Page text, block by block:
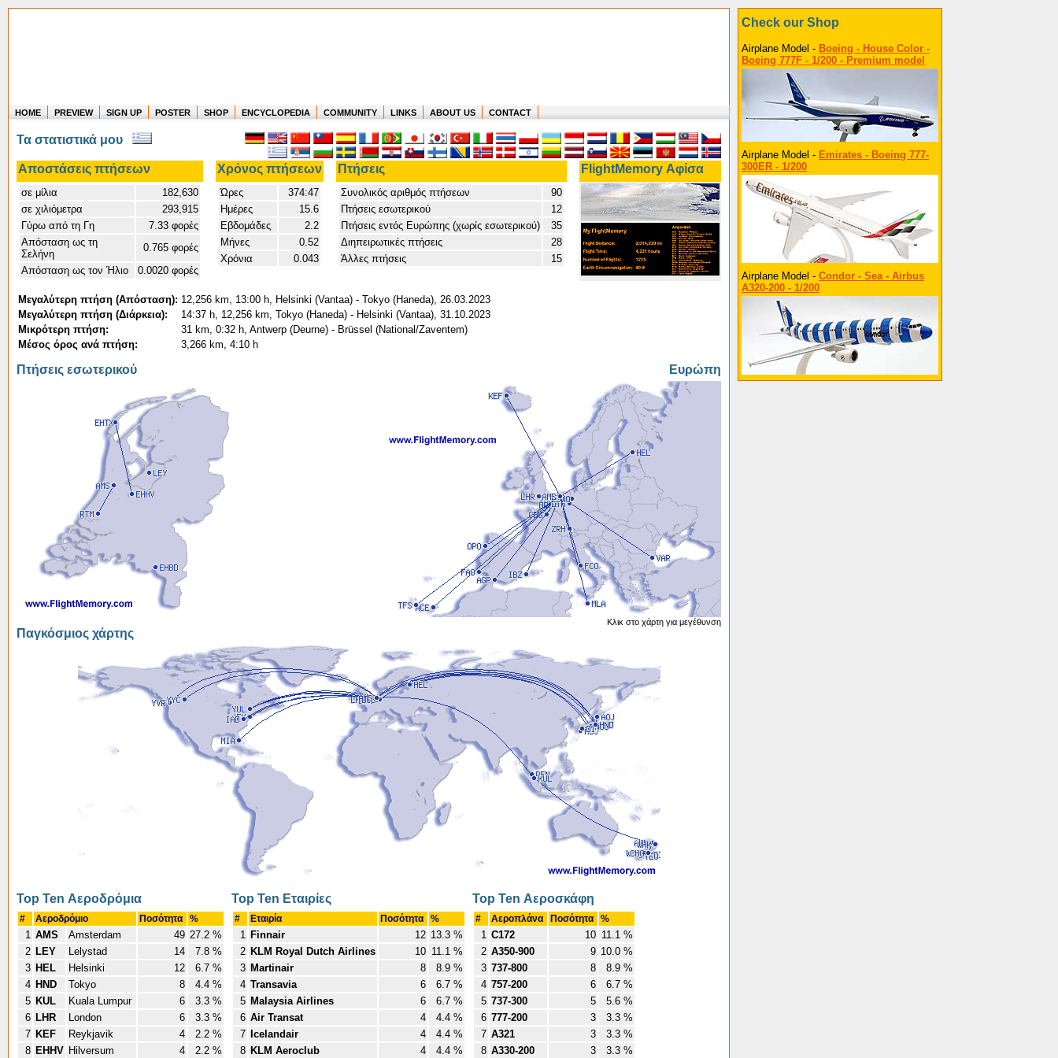
Where in the world have you flown?
How long have you been in the air?
Create your own FlightMemory and see!
HOME PREVIEW SIGN UP POSTER SHOP ENCYCLOPEDIA COMMUNITY LINKS ABOUT US CONTACT
Τα στατιστικά μου
Αποστάσεις πτήσεων Χρόνος πτήσεων Πτήσεις FlightMemory Αφίσα
σε μίλια
182,630
σε χιλιόμετρα
293,915
Γύρω από τη Γη
7.33 φορές
Απόσταση ως τη
Σελήνη
0.765 φορές
Απόσταση ως τον Ήλιο
0.0020 φορές
Ώρες
374:47
Ημέρες
15.6
Εβδομάδες
2.2
Μήνες
0.52
Χρόνια
0.043
Συνολικός αριθμός πτήσεων
90
Πτήσεις εσωτερικού
12
Πτήσεις εντός Ευρώπης (χωρίς εσωτερικού)
35
Διηπειρωτικές πτήσεις
28
Άλλες πτήσεις
15
Μεγαλύτερη πτήση (Απόσταση): 12,256 km, 13:00 h, Helsinki (Vantaa) - Tokyo (Haneda), 26.03.2023
Μεγαλύτερη πτήση (Διάρκεια):
14:37 h, 12,256 km, Tokyo (Haneda) - Helsinki (Vantaa), 31.10.2023
Μικρότερη πτήση:
31 km, 0:32 h, Antwerp (Deurne) - Brüssel (National/Zaventem)
Μέσος όρος ανά πτήση:
3,266 km, 4:10 h
Πτήσεις εσωτερικού Ευρώπη
Κλικ στο χάρτη για μεγέθυνση
Παγκόσμιος χάρτης
Top Ten Αεροδρόμια
# Αεροδρόμιο Ποσότητα %
1 AMS Amsterdam 49 27.2 %
2 LEY Lelystad 14
7.8 %
3 HEL Helsinki 12
6.7 %
4 HND Tokyo 8
4.4 %
5 KUL Kuala Lumpur 6
3.3 %
6 LHR London 6
3.3 %
7 KEF Reykjavik 4
2.2 %
8 EHHV Hilversum 4 2.2 %
Top Ten Εταιρίες
# Εταιρία Ποσότητα %
1 Finnair 12 13.3 %
2 KLM Royal Dutch Airlines 10 11.1 %
3 Martinair 8
8.9 %
4 Transavia 6
6.7 %
5 Malaysia Airlines 6
6.7 %
6 Air Transat 4
4.4 %
7
Icelandair 4
4.4 %
8 KLM Aeroclub 4 4.4 %
Top Ten Αεροσκάφη
# Αεροπλάνα Ποσότητα %
1 C172 10 11.1 %
2 A350-900 9 10.0 %
3 737-800 8
8.9 %
4 757-200 6
6.7 %
5 737-300 5
5.6 %
6 777-200 3
3.3 %
7 A321 3
3.3 %
8 A330-200 3 3.3 %
Check our Shop
Airplane Model - Boeing - House Color -
Boeing 777F - 1/200 - Premium model
Airplane Model - Emirates - Boeing 777-
300ER - 1/200
Airplane Model - Condor - Sea - Airbus
A320-200 - 1/200